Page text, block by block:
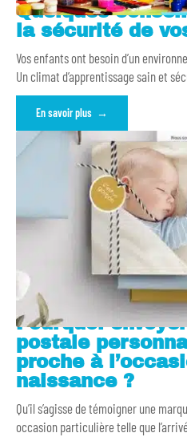
Quelques
la sécurité de
Vos enfants ont besoin d’un
Un climat d’apprentissage sain et
En savoir plus
Pourquoi
postale
proche à
naissance ?
Qu’il s’agisse de témoigner une
occasion particulière telle que